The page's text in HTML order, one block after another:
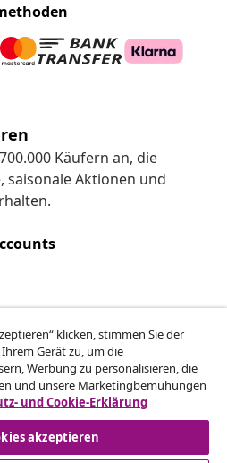
Käufern an, die
saisonale Aktionen und
für deine Bestellung
zurücktreten
klicken, stimmen Sie der
Gerät zu, um die
Werbung zu personalisieren, die
und unsere Marketingbemühungen
und Cookie-Erklärung
akzeptieren